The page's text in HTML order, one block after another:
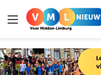
Menu